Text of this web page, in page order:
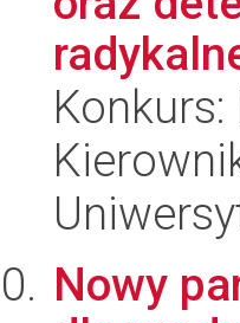
Konkurs:
Nowy